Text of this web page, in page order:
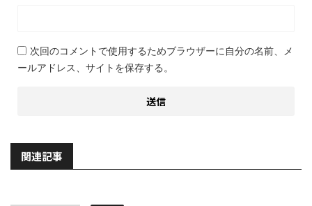
次回のコメントで使用するためブラウザーに自分の名前、メ
ールアドレス、サイトを保存する。
関連記事